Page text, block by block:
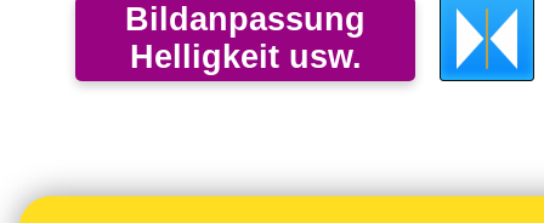
Bildanpassung
Helligkeit usw.